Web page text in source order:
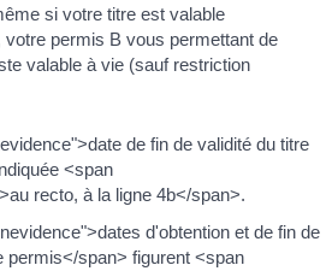
si votre titre est valable
permis B vous permettant de
valable à vie (sauf restriction
de fin de validité du titre
<span
recto, à la ligne 4b</span>.
d'obtention et de fin de
permis</span> figurent <span